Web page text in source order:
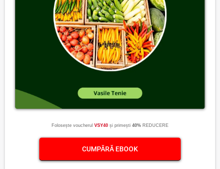
Folosește voucherul VSY40 și primești 40% REDUCERE
CUMPĂRĂ EBOOK